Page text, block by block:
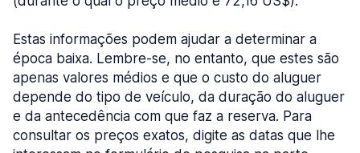
Estas informações podem ajudar a determinar a
época baixa. Lembre-se, no entanto, que estes são
apenas valores médios e que o custo do aluguer
depende do tipo de veículo, da duração do aluguer
e da antecedência com que faz a reserva. Para
consultar os preços exatos, digite as datas que lhe